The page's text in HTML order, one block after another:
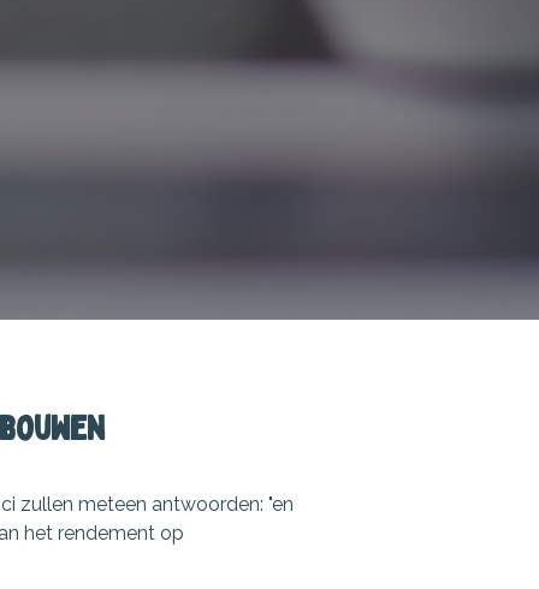
zullen meteen antwoorden: "en
het rendement op